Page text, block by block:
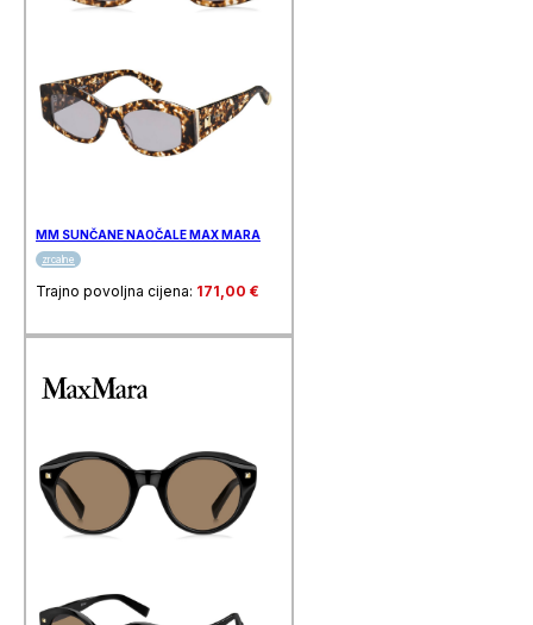
MM SUNČANE NAOČALE MAX MARA
zrcalne
Trajno povoljna cijena: 171,00 €